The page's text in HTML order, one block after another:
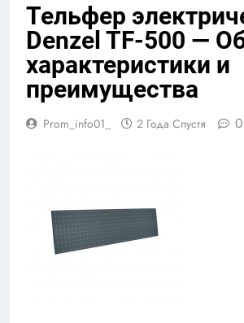
Тельфер
Denzel TF-500 —
характеристики и
преимущества
Prom_info01_ 2 Года Спустя 0